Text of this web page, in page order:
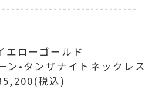
エローゴールド
ン•タンザナイトネックレス
税込)